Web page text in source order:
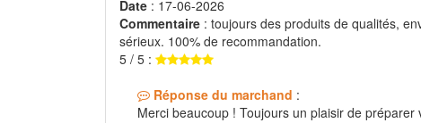
Date : 17-06-2026
Commentaire : toujours des produits de qualités,
sérieux. 100% de recommandation.
5 / 5 :
Réponse du marchand :
Merci beaucoup ! Toujours un plaisir de préparer